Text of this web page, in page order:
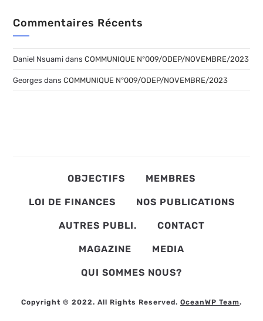
Commentaires Récents
Daniel Nsuami dansCOMMUNIQUE N°009/ODEP/NOVEMBRE/2023
Georges dansCOMMUNIQUE N°009/ODEP/NOVEMBRE/2023
OBJECTIFS MEMBRES
LOI DE FINANCES NOS PUBLICATIONS
AUTRES PUBLI. CONTACT
MAGAZINE MEDIA
QUI SOMMES NOUS?
Copyright © 2022. All Rights Reserved. OceanWP Team.